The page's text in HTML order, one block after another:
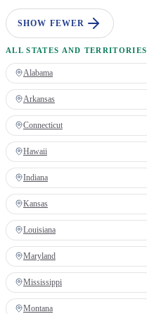
SHOW FEWER
ALL STATES AND TERRITORIES
Alabama
Arkansas
Connecticut
Hawaii
Indiana
Kansas
Louisiana
Maryland
Mississippi
Montana